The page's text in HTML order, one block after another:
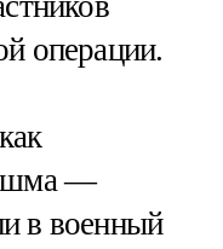
операции.
—
в военный